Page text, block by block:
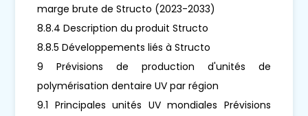
marge brute de Structo (2023-2033)
8.8.4 Description du produit Structo
8.8.5 Développements liés à Structo
9 Prévisions de production d'unités de
polymérisation dentaire UV par région
9.1 Principales unités UV mondiales Prévisions